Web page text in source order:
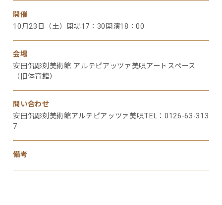
開催
10月23日（土）開場17：30開演18：00
会場
安田侃彫刻美術館 アルテピアッツァ美唄アートスペース
（旧体育館）
問い合わせ
安田侃彫刻美術館アルテピアッツァ美唄TEL：0126-63-313
7
備考